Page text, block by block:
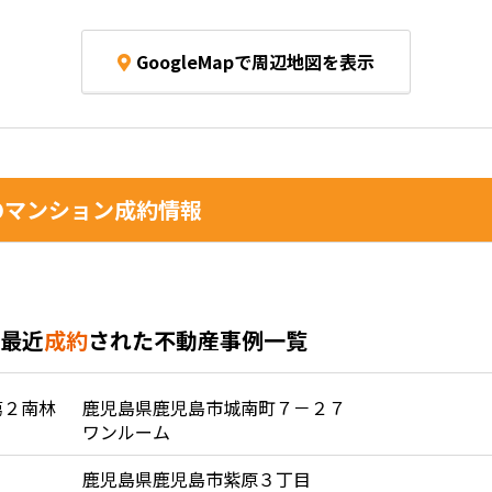
GoogleMapで周辺地図を表示
ンション成約情報
近成約された不動産事例一覧
南林
鹿児島県鹿児島市城南町７－２７
ワンルーム
鹿児島県鹿児島市紫原３丁目